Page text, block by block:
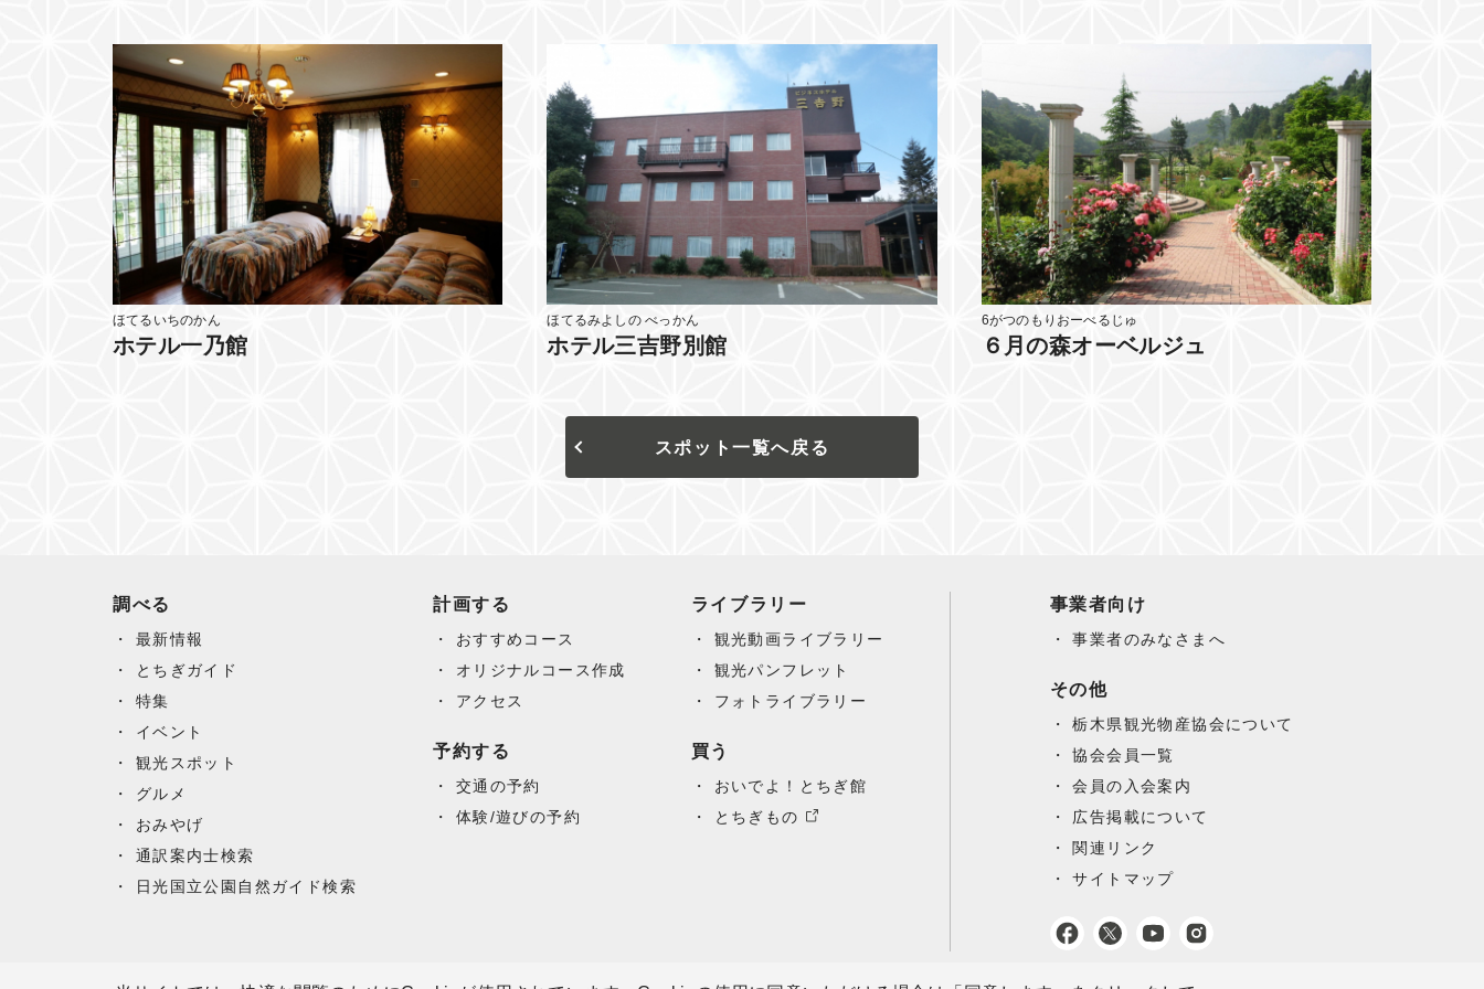
ほてるいちのかん
ホテル一乃館
ほてるみよしの べっかん
ホテル三吉野別館
6がつのもりおーべるじゅ
６月の森オーベルジュ
スポット一覧へ戻る
調べる
最新情報
とちぎガイド
特集
イベント
観光スポット
グルメ
おみやげ
通訳案内士検索
日光国立公園自然ガイド検索
計画する
おすすめコース
オリジナルコース作成
アクセス
予約する
交通の予約
体験/遊びの予約
ライブラリー
観光動画ライブラリー
観光パンフレット
フォトライブラリー
買う
おいでよ！とちぎ館
とちぎもの
事業者向け
事業者のみなさまへ
その他
栃木県観光物産協会について
協会会員一覧
会員の入会案内
広告掲載について
関連リンク
サイトマップ